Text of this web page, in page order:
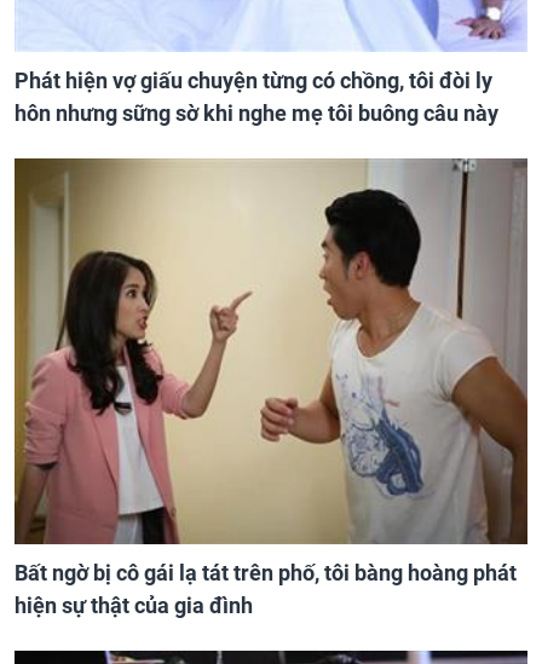
Phát hiện vợ giấu chuyện từng có chồng, tôi đòi ly
hôn nhưng sững sờ khi nghe mẹ tôi buông câu này
Bất ngờ bị cô gái lạ tát trên phố, tôi bàng hoàng phát
hiện sự thật của gia đình